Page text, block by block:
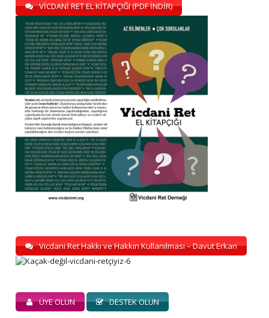
VİCDANİ RET EL KİTAPÇIĞI (PDF İNDİR)
Vicdani Ret Hakkı ve Hakkın Kullanılması – Davut Erkan
ÜYE OLUN DESTEK OLUN